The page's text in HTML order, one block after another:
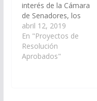
interés de la Cámara
de Senadores, los
actos y festejos en
conmemoración por
los 109 años de la
Escuela Nº 4705
abril 12, 2019
En "Proyectos de
Resolución
Aprobados"